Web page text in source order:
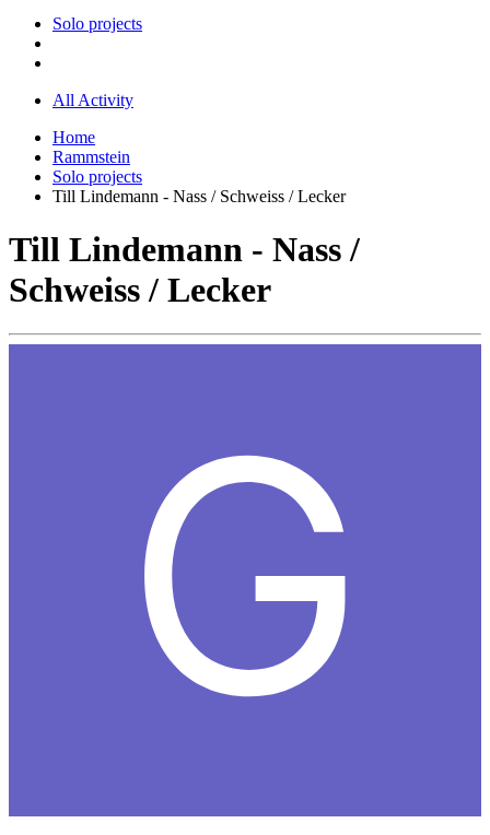
Solo projects
All Activity
Home
Rammstein
Solo projects
Till Lindemann - Nass / Schweiss / Lecker
Till Lindemann - Nass /
Schweiss / Lecker